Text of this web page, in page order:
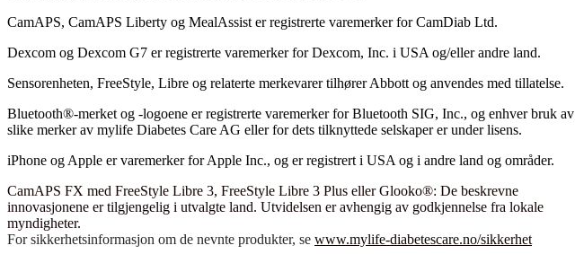
CamAPS, CamAPS Liberty og MealAssist er registrerte varemerker for CamDiab Ltd.
Dexcom og Dexcom G7 er registrerte varemerker for Dexcom, Inc. i USA og/eller andre land.
Sensorenheten, FreeStyle, Libre og relaterte merkevarer tilhører Abbott og anvendes med tillatelse.
Bluetooth®-merket og -logoene er registrerte varemerker for Bluetooth SIG, Inc., og enhver bruk av
slike merker av mylife Diabetes Care AG eller for dets tilknyttede selskaper er under lisens.
iPhone og Apple er varemerker for Apple Inc., og er registrert i USA og i andre land og områder.
CamAPS FX med FreeStyle Libre 3, FreeStyle Libre 3 Plus eller Glooko®: De beskrevne
innovasjonene er tilgjengelig i utvalgte land. Utvidelsen er avhengig av godkjennelse fra lokale
myndigheter.
For sikkerhetsinformasjon om de nevnte produkter, se www.mylife-diabetescare.no/sikkerhet